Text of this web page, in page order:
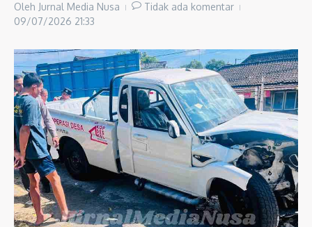
Oleh Jurnal Media Nusa
Tidak ada komentar
09/07/2026 21:33